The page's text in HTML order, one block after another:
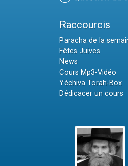
Raccourcis
Paracha de la
Fêtes Juives
News
Cours Mp3-Vidéo
Yéchiva Torah-Box
Dédicacer un cours